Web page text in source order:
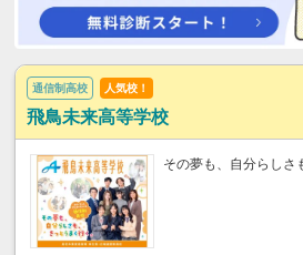
通信制高校 人気校！
飛鳥未来高等学校
その夢も、自分らしさ